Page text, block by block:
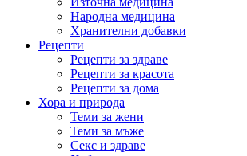
Народна медицина
Хранителни добавки
Рецепти
Рецепти за здраве
Рецепти за красота
Рецепти за дома
Хора и природа
Теми за жени
Теми за мъже
Секс и здраве